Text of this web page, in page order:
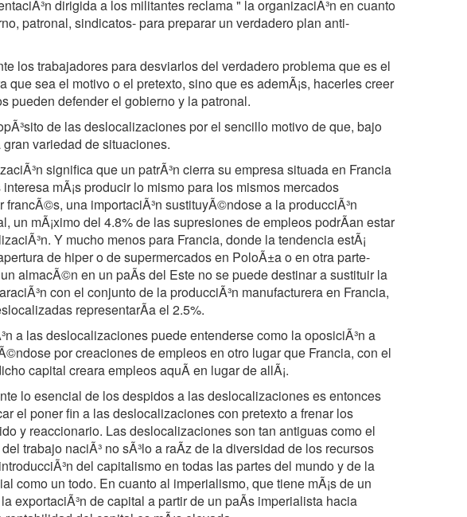
dirigida a los militantes reclama " la organizaciÃ³n en cuanto
patronal, sindicatos- para preparar un verdadero plan anti-
los trabajadores para desviarlos del verdadero problema que es el
sea el motivo o el pretexto, sino que es ademÃ¡s, hacerles creer
pueden defender el gobierno y la patronal.
de las deslocalizaciones por el sencillo motivo de que, bajo
variedad de situaciones.
significa que un patrÃ³n cierra su empresa situada en Francia
mÃ¡s producir lo mismo para los mismos mercados
una importaciÃ³n sustituyÃ©ndose a la producciÃ³n
un mÃ¡ximo del 4.8% de las supresiones de empleos podrÃan estar
Y mucho menos para Francia, donde la tendencia estÃ¡
de hiper o de supermercados en PoloÃ±a o en otra parte-
almacÃ©n en un paÃs del Este no se puede destinar a sustituir la
con el conjunto de la producciÃ³n manufacturera en Francia,
representarÃa el 2.5%.
a las deslocalizaciones puede entenderse como la oposiciÃ³n a
por creaciones de empleos en otro lugar que Francia, con el
capital creara empleos aquÃ en lugar de allÃ¡.
lo esencial de los despidos a las deslocalizaciones es entonces
el poner fin a las deslocalizaciones con pretexto a frenar los
y reaccionario. Las deslocalizaciones son tan antiguas como el
trabajo naciÃ³ no sÃ³lo a raÃz de la diversidad de los recursos
del capitalismo en todas las partes del mundo y de la
como un todo. En cuanto al imperialismo, que tiene mÃ¡s de un
exportaciÃ³n de capital a partir de un paÃs imperialista hacia